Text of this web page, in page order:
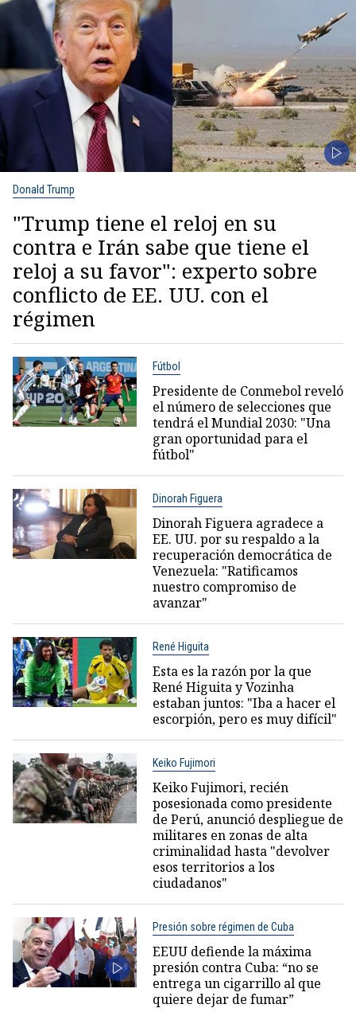
Donald Trump
"Trump tiene el reloj en su
contra e Irán sabe que tiene el
reloj a su favor": experto sobre
conflicto de EE. UU. con el
régimen
Fútbol
Presidente de Conmebol reveló
el número de selecciones que
tendrá el Mundial 2030: "Una
gran oportunidad para el
fútbol"
Dinorah Figuera
Dinorah Figuera agradece a
EE. UU. por su respaldo a la
recuperación democrática de
Venezuela: "Ratificamos
nuestro compromiso de
avanzar"
René Higuita
Esta es la razón por la que
René Higuita y Vozinha
estaban juntos: "Iba a hacer el
escorpión, pero es muy difícil"
Keiko Fujimori
Keiko Fujimori, recién
posesionada como presidente
de Perú, anunció despliegue de
militares en zonas de alta
criminalidad hasta "devolver
esos territorios a los
ciudadanos"
Presión sobre régimen de Cuba
EEUU defiende la máxima
presión contra Cuba: “no se
entrega un cigarrillo al que
quiere dejar de fumar”